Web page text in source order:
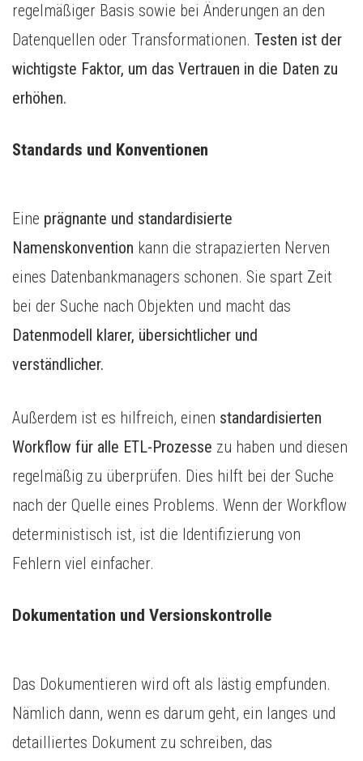
regelmäßiger Basis sowie bei Änderungen an den
Datenquellen oder Transformationen. Testen ist der
wichtigste Faktor, um das Vertrauen in die Daten zu
erhöhen.
Standards und Konventionen
Eine prägnante und standardisierte
Namenskonvention kann die strapazierten Nerven
eines Datenbankmanagers schonen. Sie spart Zeit
bei der Suche nach Objekten und macht das
Datenmodell klarer, übersichtlicher und
verständlicher.
Außerdem ist es hilfreich, einen standardisierten
Workflow für alle ETL-Prozesse zu haben und diesen
regelmäßig zu überprüfen. Dies hilft bei der Suche
nach der Quelle eines Problems. Wenn der Workflow
deterministisch ist, ist die Identifizierung von
Fehlern viel einfacher.
Dokumentation und Versionskontrolle
Das Dokumentieren wird oft als lästig empfunden.
Nämlich dann, wenn es darum geht, ein langes und
detailliertes Dokument zu schreiben, das